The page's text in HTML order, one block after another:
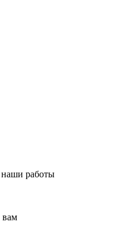
наши работы
вам